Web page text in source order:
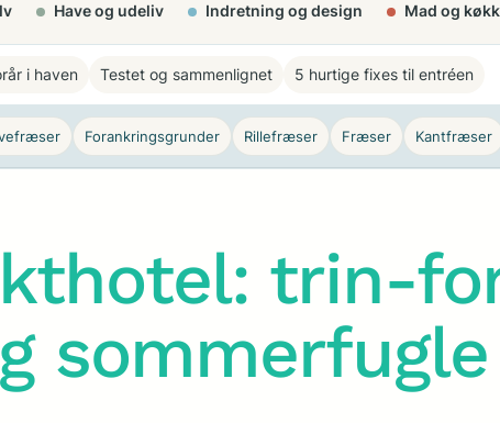
Have og udeliv Indretning og design Mad og
i haven Testet og sammenlignet 5 hurtige fixes til entréen
Forankringsgrunder Rillefræser Fræser Kantfræser
trin-
sommerfugle